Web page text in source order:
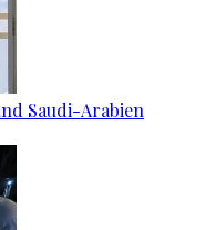
Saudi-Arabien